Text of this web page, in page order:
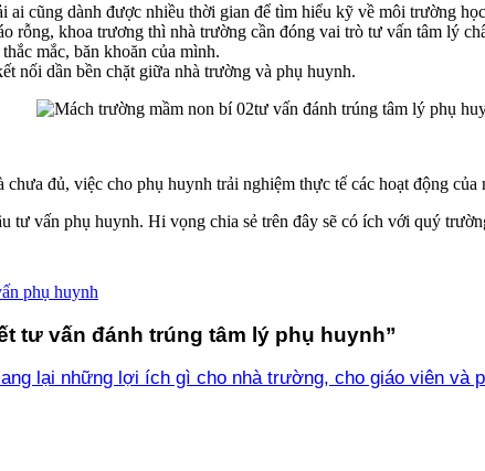
ai cũng dành được nhiều thời gian để tìm hiểu kỹ về môi trường
khoa trương thì nhà trường cần đóng vai trò tư vấn tâm lý
mắc, băn khoăn của mình.
nối dần bền chặt giữa nhà trường và phụ huynh.
đủ, việc cho phụ huynh trải nghiệm thực tế các hoạt động
tư vấn phụ huynh. Hi vọng chia sẻ trên đây sẽ có ích với quý
phụ huynh
tư vấn đánh trúng tâm lý phụ huynh”
lại những lợi ích gì cho nhà trường, cho giáo viên và